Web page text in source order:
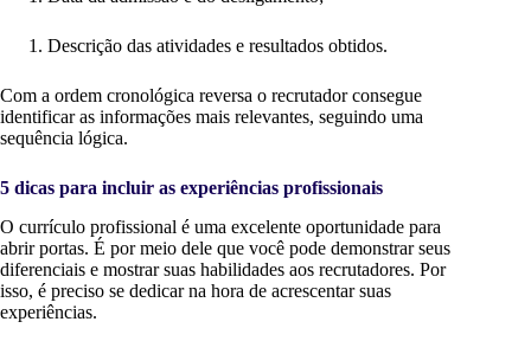
Descrição das atividades e resultados obtidos.
Com a ordem cronológica reversa o recrutador consegue
identificar as informações mais relevantes, seguindo uma
sequência lógica.
5 dicas para incluir as experiências profissionais
O currículo profissional é uma excelente oportunidade para
abrir portas. É por meio dele que você pode demonstrar seus
diferenciais e mostrar suas habilidades aos recrutadores. Por
isso, é preciso se dedicar na hora de acrescentar suas
experiências.